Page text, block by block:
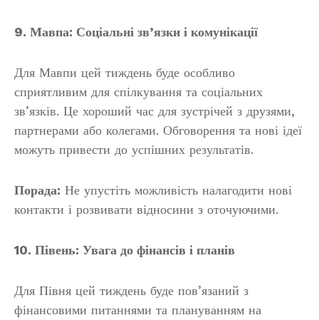
9. Мавпа: Соціальні зв’язки і комунікації
Для Мавпи цей тиждень буде особливо
сприятливим для спілкування та соціальних
зв’язків. Це хороший час для зустрічей з друзями,
партнерами або колегами. Обговорення та нові ідеї
можуть привести до успішних результатів.
Порада: Не упустіть можливість налагодити нові
контакти і розвивати відносини з оточуючими.
10. Півень: Увага до фінансів і планів
Для Півня цей тиждень буде пов’язаний з
фінансовими питаннями та плануванням на